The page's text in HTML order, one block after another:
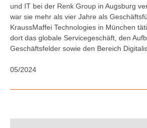
und IT bei der Renk Group in Augsburg
war sie mehr als vier Jahre als
KraussMaffei Technologies in München
dort das globale Servicegeschäft, den
Geschäftsfelder sowie den Bereich
05/2024